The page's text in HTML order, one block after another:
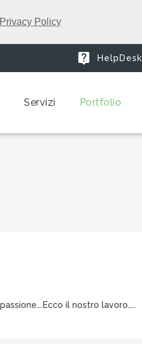
Privacy Policy
 HelpDesk
Servizi Portfolio
il nostro lavoro…..